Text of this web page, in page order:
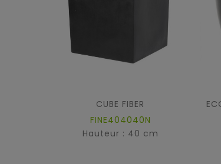
CUBE FIBER
FINE404040N
Hauteur : 40 cm